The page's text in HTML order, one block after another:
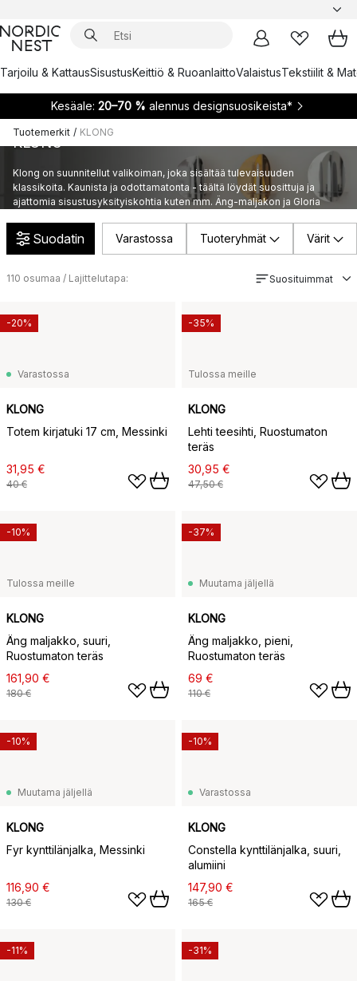
Tarjoilu & KattausSisustusKeittiö & RuoanlaittoValaistusTekstiilit &
Kesäale: 20–70 % alennus designsuosikeista*
Tuotemerkit / KLONG
KLONG
Klong on suunnitellut valikoiman, joka sisältää tulevaisuuden
klassikoita. Kaunista ja odottamatonta - täältä löydät suosittuja ja
ajattomia sisustusyksityiskohtia kuten mm. Äng-maljakon ja Gloria
Suodatin Varastossa Tuoteryhmät Värit
110 osumaa / Lajittelutapa: Suosituimmat
Varastossa
KLONG
Totem kirjatuki 17 cm, Messinki
31,95 €
40 €
-20%
Tulossa meille
KLONG
Lehti teesihti, Ruostumaton
teräs
30,95 €
47,50 €
-35%
Tulossa meille
KLONG
Äng maljakko, suuri,
Ruostumaton teräs
161,90 €
180 €
-10%
Muutama jäljellä
KLONG
Äng maljakko, pieni,
Ruostumaton teräs
69 €
110 €
-37%
Muutama jäljellä
KLONG
Fyr kynttilänjalka, Messinki
116,90 €
130 €
-10%
Varastossa
KLONG
Constella kynttilänjalka, suuri,
alumiini
147,90 €
165 €
-10%
-11% -31%